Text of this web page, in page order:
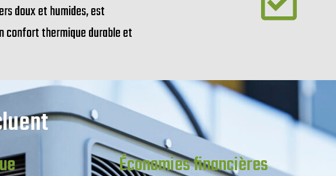
doux et humides, est
confort thermique durable et
Économies financières